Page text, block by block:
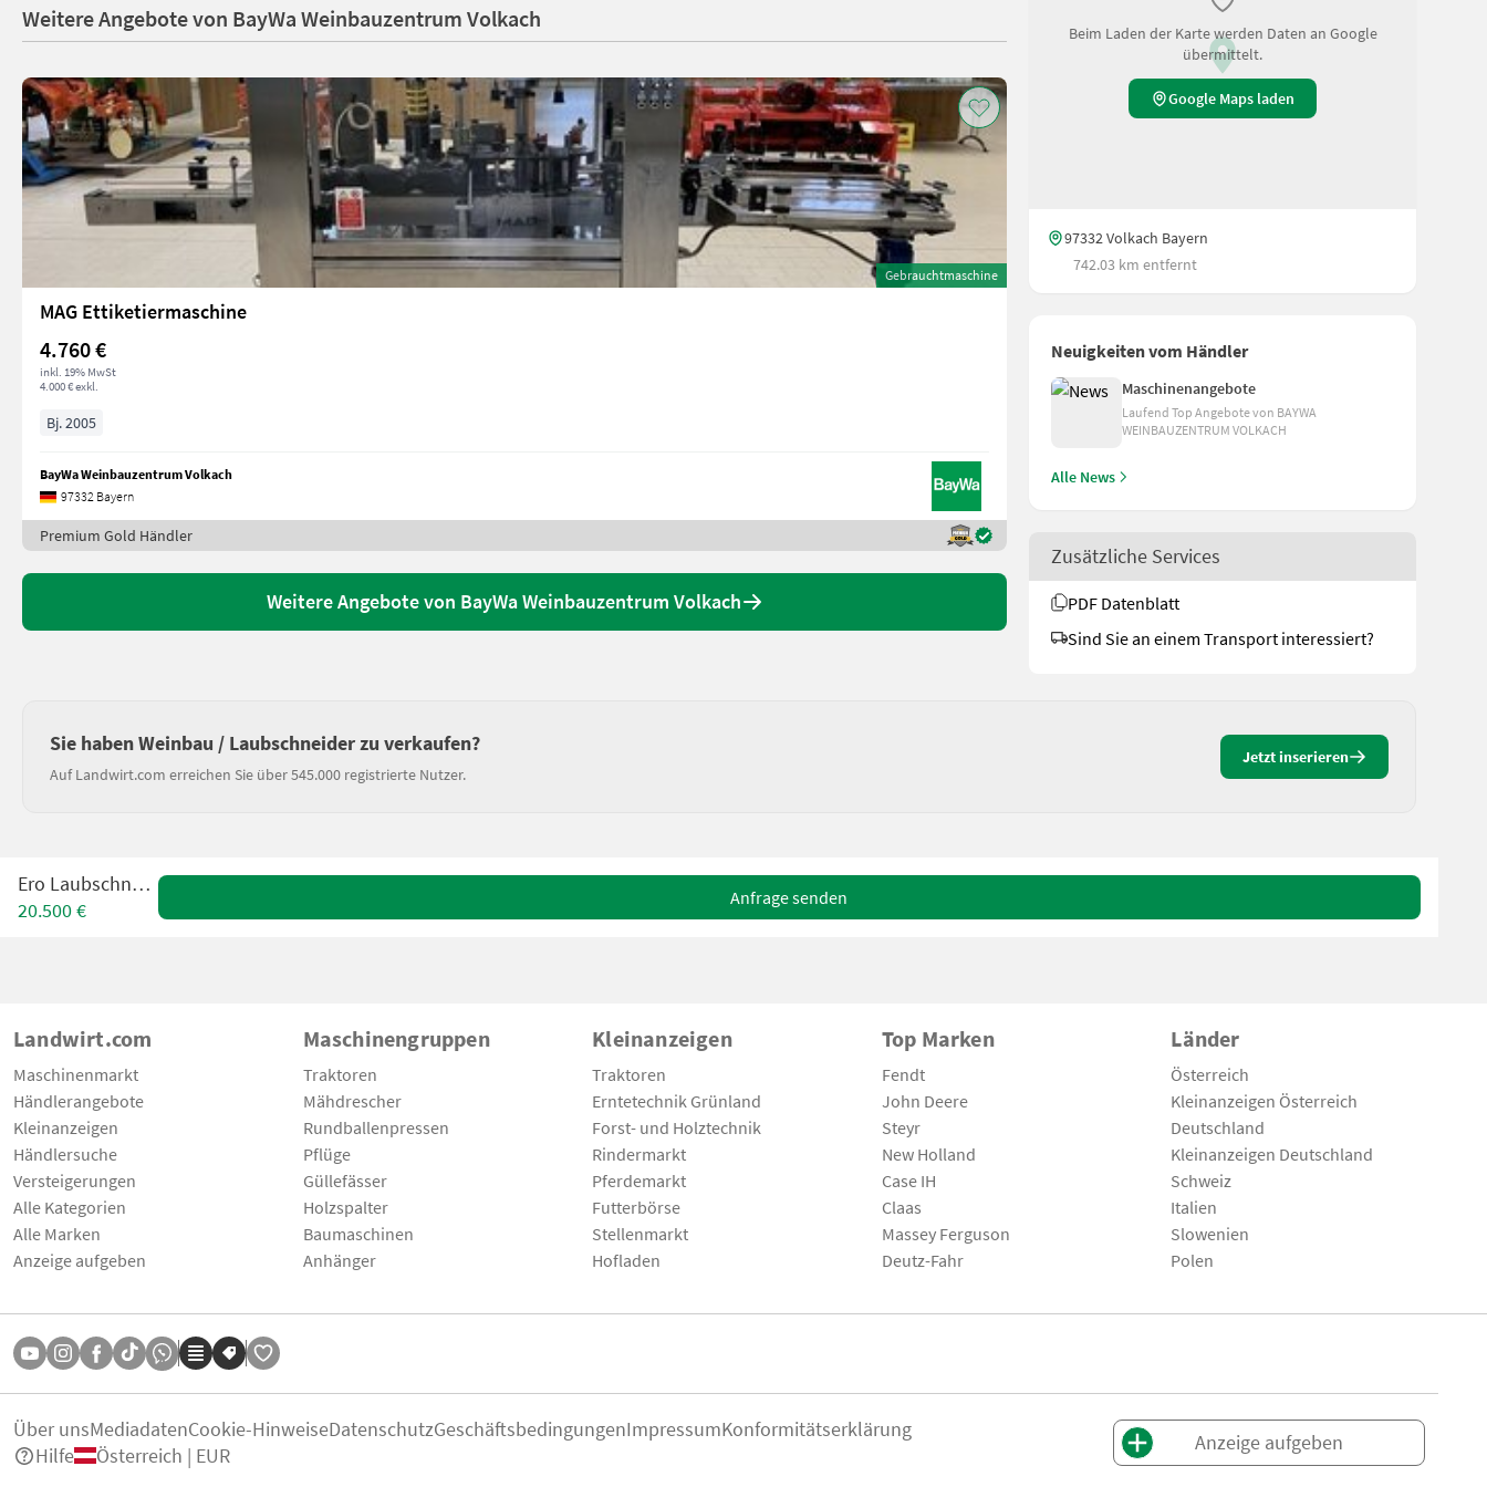
Beim Laden der Karte werden Daten an Google
übermittelt.
Google Maps laden
97332 Volkach Bayern
742.03 km entfernt
Neuigkeiten vom Händler
Maschinenangebote
Laufend Top Angebote von BAYWA
WEINBAUZENTRUM VOLKACH
Alle News
Zusätzliche Services
PDF Datenblatt
Sind Sie an einem Transport interessiert?
Weitere Angebote von BayWa Weinbauzentrum Volkach
Gebrauchtmaschine
MAG Ettiketiermaschine
4.760 €
inkl. 19% MwSt
4.000 € exkl.
Bj. 2005
BayWa Weinbauzentrum Volkach
97332 Bayern
Premium Gold Händler
Weitere Angebote von BayWa Weinbauzentrum Volkach
Sie haben Weinbau / Laubschneider zu verkaufen?
Auf Landwirt.com erreichen Sie über 545.000 registrierte Nutzer.
Jetzt inserieren
Ero Laubschneider
20.500 €
Anfrage senden
Landwirt.com
Maschinenmarkt
Händlerangebote
Kleinanzeigen
Händlersuche
Versteigerungen
Alle Kategorien
Alle Marken
Anzeige aufgeben
Maschinengruppen
Traktoren
Mähdrescher
Rundballenpressen
Pflüge
Güllefässer
Holzspalter
Baumaschinen
Anhänger
Kleinanzeigen
Traktoren
Erntetechnik Grünland
Forst- und Holztechnik
Rindermarkt
Pferdemarkt
Futterbörse
Stellenmarkt
Hofladen
Top Marken
Fendt
John Deere
Steyr
New Holland
Case IH
Claas
Massey Ferguson
Deutz-Fahr
Länder
Österreich
Kleinanzeigen Österreich
Deutschland
Kleinanzeigen Deutschland
Schweiz
Italien
Slowenien
Polen
Über unsMediadatenCookie-HinweiseDatenschutzGeschäftsbedingungenImpressumKonformitätserklärung
Hilfe
Österreich | EUR
Anzeige aufgeben